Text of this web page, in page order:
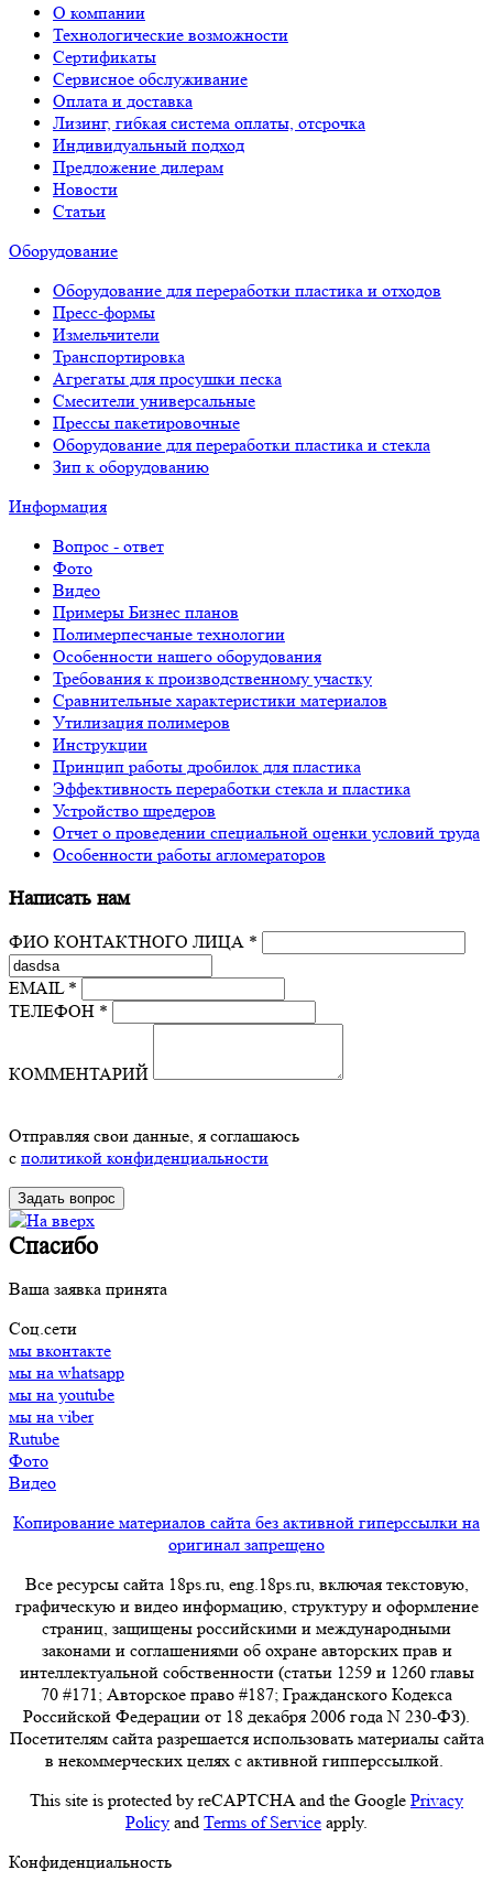
О компании
Технологические возможности
Сертификаты
Сервисное обслуживание
Оплата и доставка
Лизинг, гибкая система оплаты, отсрочка
Индивидуальный подход
Предложение дилерам
Новости
Статьи
Оборудование
Оборудование для переработки пластика и отходов
Пресс-формы
Измельчители
Транспортировка
Агрегаты для просушки песка
Смесители универсальные
Прессы пакетировочные
Оборудование для переработки пластика и стекла
Зип к оборудованию
Информация
Вопрос - ответ
Фото
Видео
Примеры Бизнес планов
Полимерпесчаные технологии
Особенности нашего оборудования
Требования к производственному участку
Сравнительные характеристики материалов
Утилизация полимеров
Инструкции
Принцип работы дробилок для пластика
Эффективность переработки стекла и пластика
Устройство шредеров
Отчет о проведении специальной оценки условий труда
Особенности работы агломераторов
Написать нам
ФИО КОНТАКТНОГО ЛИЦА *
EMAIL *
ТЕЛЕФОН *
КОММЕНТАРИЙ
Отправляя свои данные, я соглашаюсь
с политикой конфиденциальности
Спасибо
Ваша заявка принята
Соц.сети
мы вконтакте
мы на whatsapp
мы на youtube
мы на viber
Rutube
Фото
Видео
Копирование материалов сайта без активной гиперссылки на
оригинал запрещено
Все ресурсы сайта 18ps.ru, eng.18ps.ru, включая текстовую,
графическую и видео информацию, структуру и оформление
страниц, защищены российскими и международными
законами и соглашениями об охране авторских прав и
интеллектуальной собственности (статьи 1259 и 1260 главы
70 #171; Авторское право #187; Гражданского Кодекса
Российской Федерации от 18 декабря 2006 года N 230-ФЗ).
Посетителям сайта разрешается использовать материалы сайта
в некоммерческих целях с активной гипперссылкой.
This site is protected by reCAPTCHA and the Google Privacy
Policy and Terms of Service apply.
Конфиденциальность